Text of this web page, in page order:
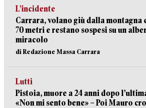
L’incidente
Carrara, volano giù dalla montagna
70 metri e restano sospesi su un
miracolo
di Redazione Massa Carrara
Lutti
Pistoia, muore a 24 anni dopo
«Non mi sento bene» – Poi Mauro